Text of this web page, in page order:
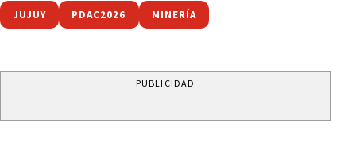
JUJUY PDAC2026 MINERÍA
PUBLICIDAD